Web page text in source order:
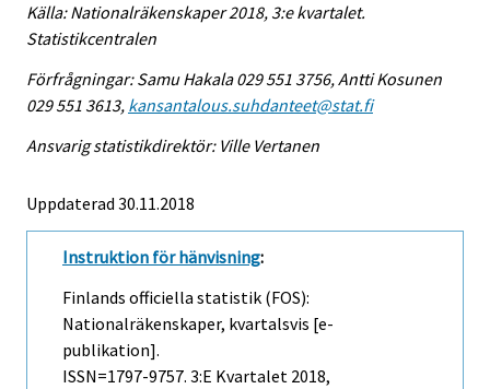
Källa: Nationalräkenskaper 2018, 3:e kvartalet.
Statistikcentralen
Förfrågningar: Samu Hakala 029 551 3756, Antti Kosunen
029 551 3613, kansantalous.suhdanteet@stat.fi
Ansvarig statistikdirektör: Ville Vertanen
Uppdaterad 30.11.2018
Instruktion för hänvisning:
Finlands officiella statistik (FOS):
Nationalräkenskaper, kvartalsvis [e-
publikation].
ISSN=1797-9757. 3:e Kvartalet 2018,